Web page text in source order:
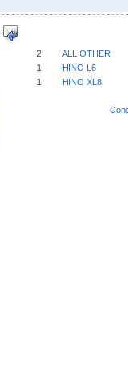
2
ALL OTHER
1
HINO L6
1 HINO XL8